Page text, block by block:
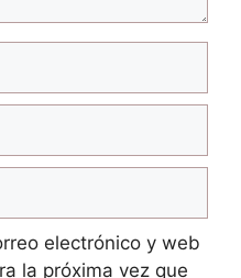
electrónico y web
la próxima vez que